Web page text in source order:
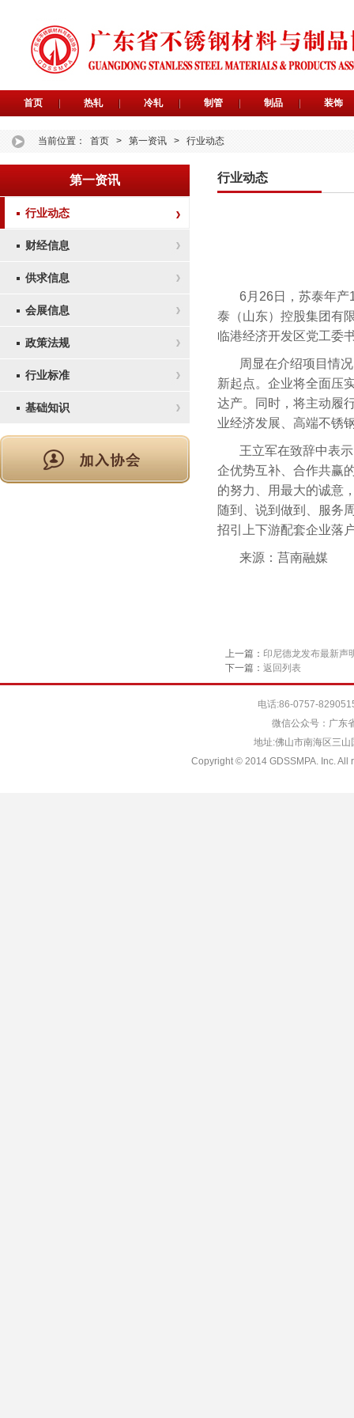
首页 热轧 冷轧 制管 制品 装饰
当前位置： 首页 > 第一资讯 > 行业动态
第一资讯
行业动态
财经信息
供求信息
会展信息
政策法规
行业标准
基础知识
行业动态
6月26日，苏泰年产
泰（山东）控股集团有
临港经济开发区党工委
周显在介绍项目情
新起点。企业将全面压
达产。同时，将主动履
业经济发展、高端不锈
王立军在致辞中表
企优势互补、合作共赢
的努力、用最大的诚意
随到、说到做到、服务
招引上下游配套企业落
来源：莒南融媒
上一篇： 印尼德龙发布最新声
下一篇： 返回列表
电话:86-0757-
微信公众号：广东
地址:佛山市南海区三
Copyright © 2014 GDSSMPA. Inc. All